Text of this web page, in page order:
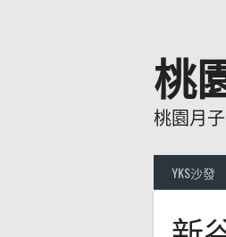
桃
桃園月
YKS沙發